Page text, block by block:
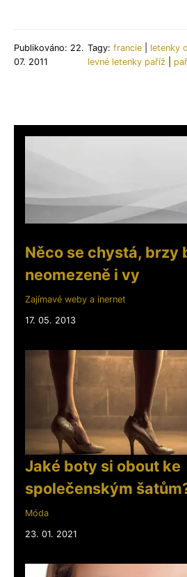
Publikováno: 22.
07. 2011
Tagy: francie| letenky
levné letenky paříž|
Něco se chystá, brzy
neomezeně i vy
Zajímavé weby a inernet
17. 05. 2013
Jaké boty si obout ke
společenským
Móda
23. 01. 2021